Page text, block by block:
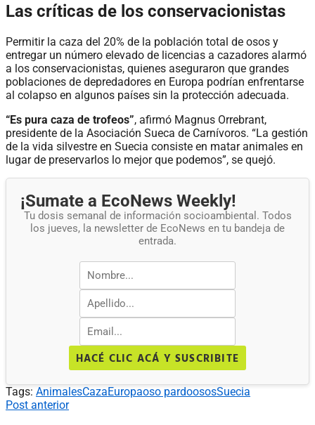
Las críticas de los conservacionistas
Permitir la caza del 20% de la población total de osos y
entregar un número elevado de licencias a cazadores alarmó
a los conservacionistas, quienes aseguraron que grandes
poblaciones de depredadores en Europa podrían enfrentarse
al colapso en algunos países sin la protección adecuada.
“Es pura caza de trofeos”, afirmó Magnus Orrebrant,
presidente de la Asociación Sueca de Carnívoros. “La gestión
de la vida silvestre en Suecia consiste en matar animales en
lugar de preservarlos lo mejor que podemos”, se quejó.
¡Sumate a EcoNews Weekly!
Tu dosis semanal de información socioambiental. Todos
los jueves, la newsletter de EcoNews en tu bandeja de
entrada.
HACÉ CLIC ACÁ Y SUSCRIBITE
Tags: AnimalesCazaEuropaoso pardoososSuecia
Post anterior